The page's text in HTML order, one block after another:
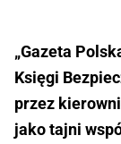
„Gazeta
Księgi
przez
jako tajni